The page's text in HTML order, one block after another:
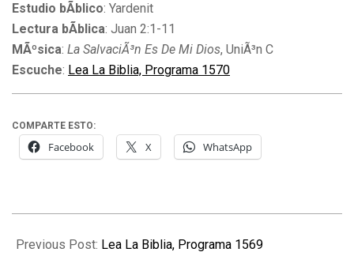
Estudio bÃ­blico: Yardenit
Lectura bÃ­blica: Juan 2:1-11
MÃºsica: La SalvaciÃ³n Es De Mi Dios, UniÃ³n C
Escuche: Lea La Biblia, Programa 1570
COMPARTE ESTO:
Facebook X WhatsApp
11-
Previous Post: Lea La Biblia, Programa 1569